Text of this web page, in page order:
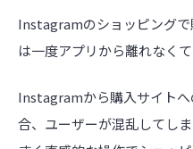
Instagramのショッピング
は一度アプリから離れなくて
Instagramから購入サイト
合、ユーザーが混乱してし